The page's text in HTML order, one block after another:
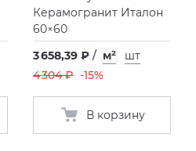
Керамогранит Италон
60×60
3 658,39 ₽ / м²
шт
4 304 ₽ -15%
В корзину